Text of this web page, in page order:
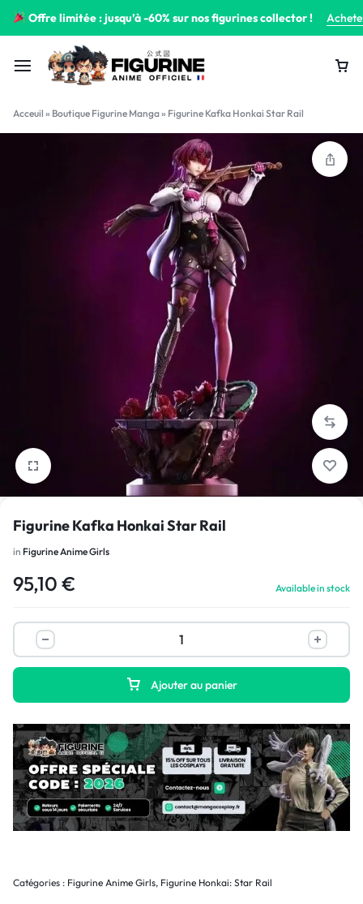
Offre limitée : jusqu’à -60% sur nos figurines collector !
Acceuil » Boutique Figurine Manga» Figurine Kafka Honkai Star Rail
1/6
Figurine Kafka Honkai Star Rail
in Figurine Anime Girls
95,10 € Available in stock
Ajouter au panier
Catégories : Figurine Anime Girls, Figurine Honkai: Star Rail